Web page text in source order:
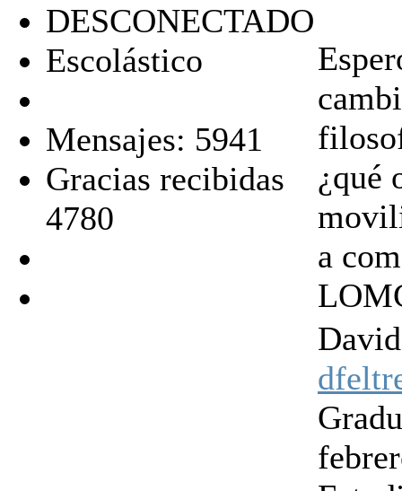
DESCONECTADO
Escolástico
Mensajes: 5941
Gracias recibidas
4780
¿qué
a